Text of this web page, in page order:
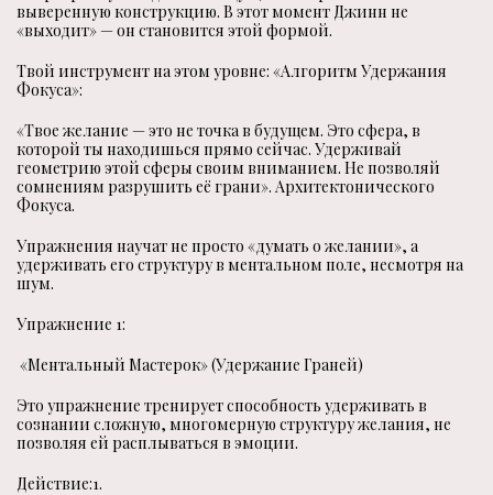
выверенную конструкцию. В этот момент Джинн не
«выходит» — он становится этой формой.
Твой инструмент на этом уровне: «Алгоритм Удержания
Фокуса»:
«Твое желание — это не точка в будущем. Это сфера, в
которой ты находишься прямо сейчас. Удерживай
геометрию этой сферы своим вниманием. Не позволяй
сомнениям разрушить её грани». Архитектонического
Фокуса.
Упражнения научат не просто «думать о желании», а
удерживать его структуру в ментальном поле, несмотря на
шум.
Упражнение 1:
«Ментальный Мастерок» (Удержание Граней)
Это упражнение тренирует способность удерживать в
сознании сложную, многомерную структуру желания, не
позволяя ей расплываться в эмоции.
Действие:1.